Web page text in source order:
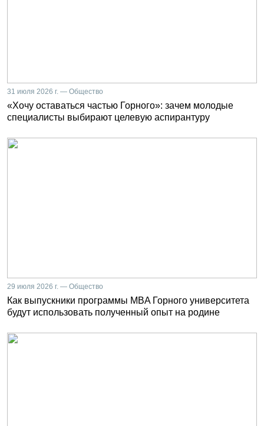
31 июля 2026 г. — Общество
«Хочу оставаться частью Горного»: зачем молодые
специалисты выбирают целевую аспирантуру
29 июля 2026 г. — Общество
Как выпускники программы MBA Горного университета
будут использовать полученный опыт на родине